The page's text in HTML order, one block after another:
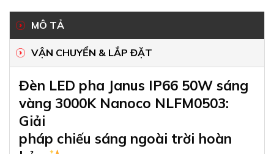
MÔ TẢ
VẬN CHUYỂN & LẮP ĐẶT
Đèn LED pha Janus IP66 50W sáng
vàng 3000K Nanoco NLFM0503:
Giải
pháp chiếu sáng ngoài trời hoàn